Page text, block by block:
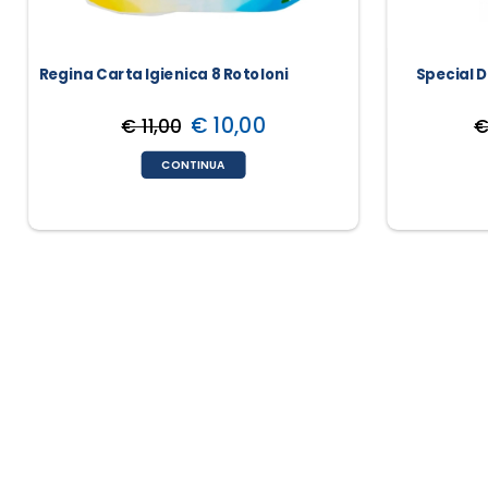
Regina Carta Igienica 8 Rotoloni
€ 11,00 € 10,00
CONTINUA
Special